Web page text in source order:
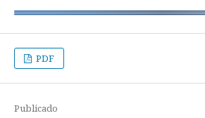
PDF
Publicado